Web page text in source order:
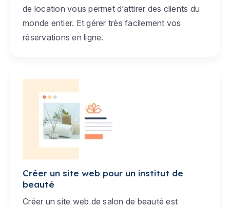
de location vous permet d’attirer des clients du
monde entier. Et gérer très facilement vos
réservations en ligne.
Créer un site web pour un institut de
beauté
Créer un site web de salon de beauté est